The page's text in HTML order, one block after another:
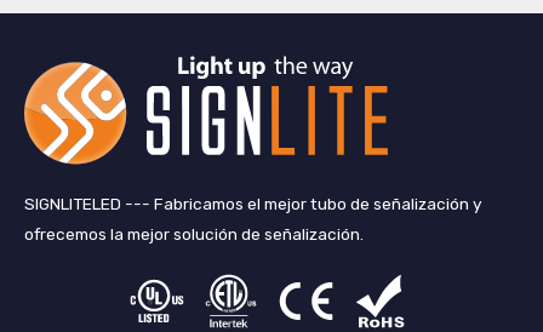
SIGNLITELED --- Fabricamos el mejor tubo de señalización y
ofrecemos la mejor solución de señalización.